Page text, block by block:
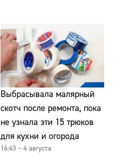
Выбрасывала малярный
скотч после ремонта, пока
не узнала эти 15 трюков
для кухни и огорода
16:43 – 4 августа